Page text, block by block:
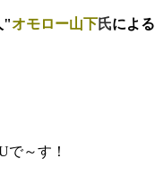
"オモロー山下氏による
～す！